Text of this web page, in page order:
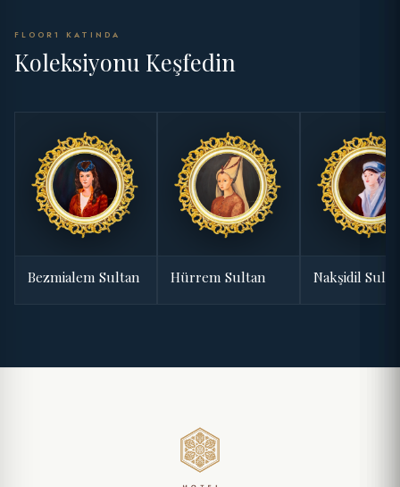
FLOOR1 KATINDA
Koleksiyonu Keşfedin
Bezmialem Sultan Hürrem Sultan Nakşidil